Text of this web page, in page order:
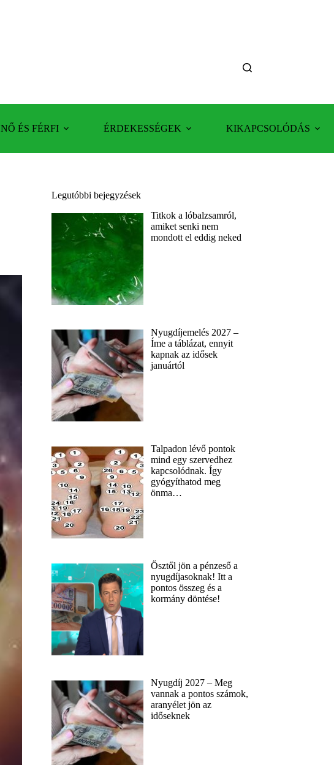
NŐ ÉS FÉRFI ÉRDEKESSÉGEK KIKAPCSOLÓDÁS
Legutóbbi bejegyzések
Titkok a lóbalzsamról,
amiket senki nem
mondott el eddig neked
Nyugdíjemelés 2027 –
Íme a táblázat, ennyit
kapnak az idősek
januártól
Talpadon lévő pontok
mind egy szervedhez
kapcsolódnak. Így
gyógyíthatod meg
önma…
Ősztől jön a pénzeső a
nyugdíjasoknak! Itt a
pontos összeg és a
kormány döntése!
Nyugdíj 2027 – Meg
vannak a pontos számok,
aranyélet jön az
időseknek